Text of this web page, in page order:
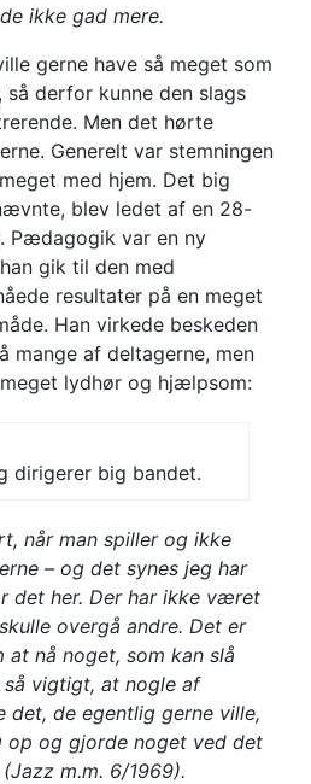
ikke gad mere.
gerne have så meget som
derfor kunne den slags
Men det hørte
Generelt var stemningen
med hjem. Det big
blev ledet af en 28-
Pædagogik var en ny
gik til den med
resultater på en meget
Han virkede beskeden
mange af deltagerne, men
lydhør og hjælpsom:
dirigerer big bandet.
når man spiller og ikke
– og det synes jeg har
det her. Der har ikke været
overgå andre. Det er
nå noget, som kan slå
vigtigt, at nogle af
det, de egentlig gerne ville,
op og gjorde noget ved det
m.m. 6/1969).